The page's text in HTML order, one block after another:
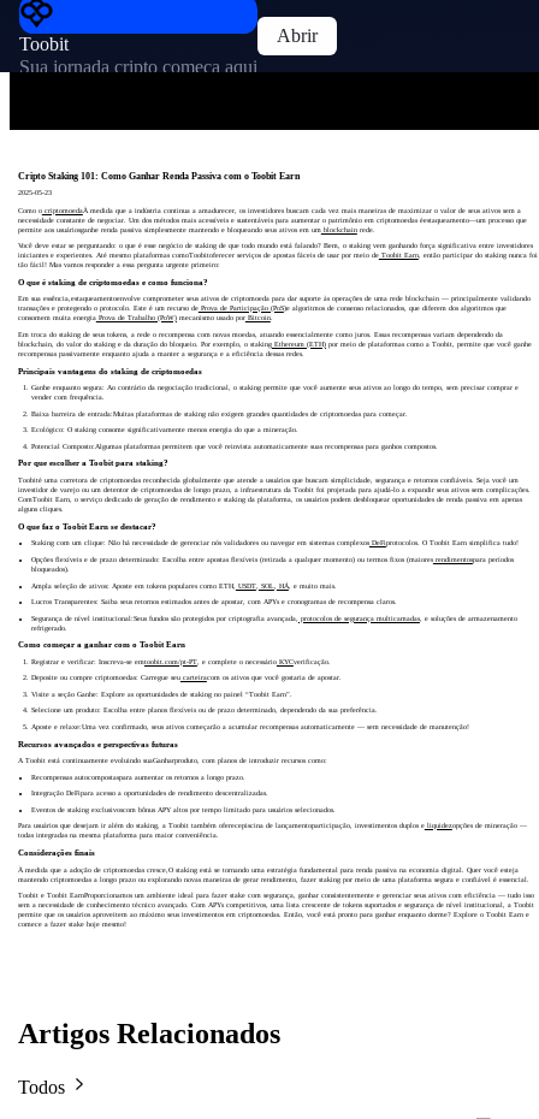
Toobit
Sua jornada cripto começa aqui
Abrir
Cripto Staking 101: Como Ganhar Renda Passiva com o Toobit Earn
2025-05-23
Como ocriptomoedaÀ medida que a indústria continua a amadurecer, os investidores buscam cada vez mais maneiras de maximizar o valor de seus ativos sem a
necessidade constante de negociar. Um dos métodos mais acessíveis e sustentáveis ​​para aumentar o patrimônio em criptomoedas éestaqueamento—um processo que
permite aos usuáriosganhe renda passiva simplesmente mantendo e bloqueando seus ativos em umblockchainrede.
Você deve estar se perguntando: o que é esse negócio de staking de que todo mundo está falando? Bem, o staking vem ganhando força significativa entre investidores
iniciantes e experientes. Até mesmo plataformas comoToobitoferecer serviços de apostas fáceis de usar por meio deToobit Earn, então participar do staking nunca foi
tão fácil! Mas vamos responder a essa pergunta urgente primeiro:
O que é staking de criptomoedas e como funciona?
Em sua essência,estaqueamentoenvolve comprometer seus ativos de criptomoeda para dar suporte às operações de uma rede blockchain — principalmente validando
transações e protegendo o protocolo. Este é um recurso deProva de Participação (PoS)e algoritmos de consenso relacionados, que diferem dos algoritmos que
consomem muita energiaProva de Trabalho (PoW)mecanismo usado porBitcoin.
Em troca do staking de seus tokens, a rede o recompensa com novas moedas, atuando essencialmente como juros. Essas recompensas variam dependendo da
blockchain, do valor do staking e da duração do bloqueio. Por exemplo, o stakingEthereum (ETH)por meio de plataformas como a Toobit, permite que você ganhe
recompensas passivamente enquanto ajuda a manter a segurança e a eficiência dessas redes.
Principais vantagens do staking de criptomoedas
Ganhe enquanto segura: Ao contrário da negociação tradicional, o staking permite que você aumente seus ativos ao longo do tempo, sem precisar comprar e
vender com frequência.
Baixa barreira de entrada:Muitas plataformas de staking não exigem grandes quantidades de criptomoedas para começar.
Ecológico: O staking consome significativamente menos energia do que a mineração.
Potencial Composto:Algumas plataformas permitem que você reinvista automaticamente suas recompensas para ganhos compostos.
Por que escolher a Toobit para staking?
Toobité uma corretora de criptomoedas reconhecida globalmente que atende a usuários que buscam simplicidade, segurança e retornos confiáveis. Seja você um
investidor de varejo ou um detentor de criptomoedas de longo prazo, a infraestrutura da Toobit foi projetada para ajudá-lo a expandir seus ativos sem complicações.
ComToobit Earn, o serviço dedicado de geração de rendimento e staking da plataforma, os usuários podem desbloquear oportunidades de renda passiva em apenas
alguns cliques.
O que faz o Toobit Earn se destacar?
Staking com um clique: Não há necessidade de gerenciar nós validadores ou navegar em sistemas complexosDeFiprotocolos. O Toobit Earn simplifica tudo!
Opções flexíveis e de prazo determinado: Escolha entre apostas flexíveis (retirada a qualquer momento) ou termos fixos (maioresrendimentospara períodos
bloqueados).
Ampla seleção de ativos: Aposte em tokens populares como ETH, USDT, SOL HÁ, e muito mais.
Lucros Transparentes: Saiba seus retornos estimados antes de apostar, com APYs e cronogramas de recompensa claros.
Segurança de nível institucional:Seus fundos são protegidos por criptografia avançada, protocolos de segurança multicamadas, e soluções de armazenamento
refrigerado.
Como começar a ganhar com o Toobit Earn
Registrar e verificar: Inscreva-se emtoobit.com/pt-PT, e complete o necessárioKYCverificação.
Deposite ou compre criptomoedas: Carregue seucarteiracom os ativos que você gostaria de apostar.
Visite a seção Ganhe: Explore as oportunidades de staking no painel “Toobit Earn”.
Selecione um produto: Escolha entre planos flexíveis ou de prazo determinado, dependendo da sua preferência.
Aposte e relaxe:Uma vez confirmado, seus ativos começarão a acumular recompensas automaticamente — sem necessidade de manutenção!
Recursos avançados e perspectivas futuras
A Toobit está continuamente evoluindo suaGanharproduto, com planos de introduzir recursos como:
Recompensas autocompostaspara aumentar os retornos a longo prazo.
Integração DeFipara acesso a oportunidades de rendimento descentralizadas.
Eventos de staking exclusivoscom bônus APY altos por tempo limitado para usuários selecionados.
Para usuários que desejam ir além do staking, a Toobit também oferecepiscina de lançamentoparticipação, investimentos duplos eliquidezopções de mineração —
todas integradas na mesma plataforma para maior conveniência.
Considerações finais
À medida que a adoção de criptomoedas cresce,O staking está se tornando uma estratégia fundamental para renda passiva na economia digital. Quer você esteja
mantendo criptomoedas a longo prazo ou explorando novas maneiras de gerar rendimento, fazer staking por meio de uma plataforma segura e confiável é essencial.
Toobit e Toobit EarnProporcionamos um ambiente ideal para fazer stake com segurança, ganhar consistentemente e gerenciar seus ativos com eficiência — tudo isso
sem a necessidade de conhecimento técnico avançado. Com APYs competitivos, uma lista crescente de tokens suportados e segurança de nível institucional, a Toobit
permite que os usuários aproveitem ao máximo seus investimentos em criptomoedas. Então, você está pronto para ganhar enquanto dorme? Explore o Toobit Earn e
comece a fazer stake hoje mesmo!
Artigos Relacionados
Todos